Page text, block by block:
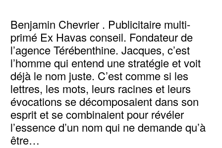
Benjamin Chevrier . Publicitaire multi-
primé Ex Havas conseil. Fondateur de
l’agence Térébenthine. Jacques, c’est
l’homme qui entend une stratégie et voit
déjà le nom juste. C’est comme si les
lettres, les mots, leurs racines et leurs
évocations se décomposaient dans son
esprit et se combinaient pour révéler
l’essence d’un nom qui ne demande qu’à
être…